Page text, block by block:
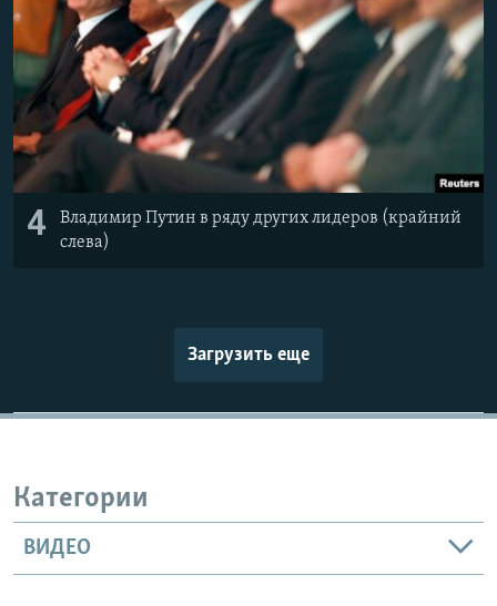
4
Владимир Путин в ряду других лидеров (крайний
слева)
Загрузить еще
Категории
ВИДЕО